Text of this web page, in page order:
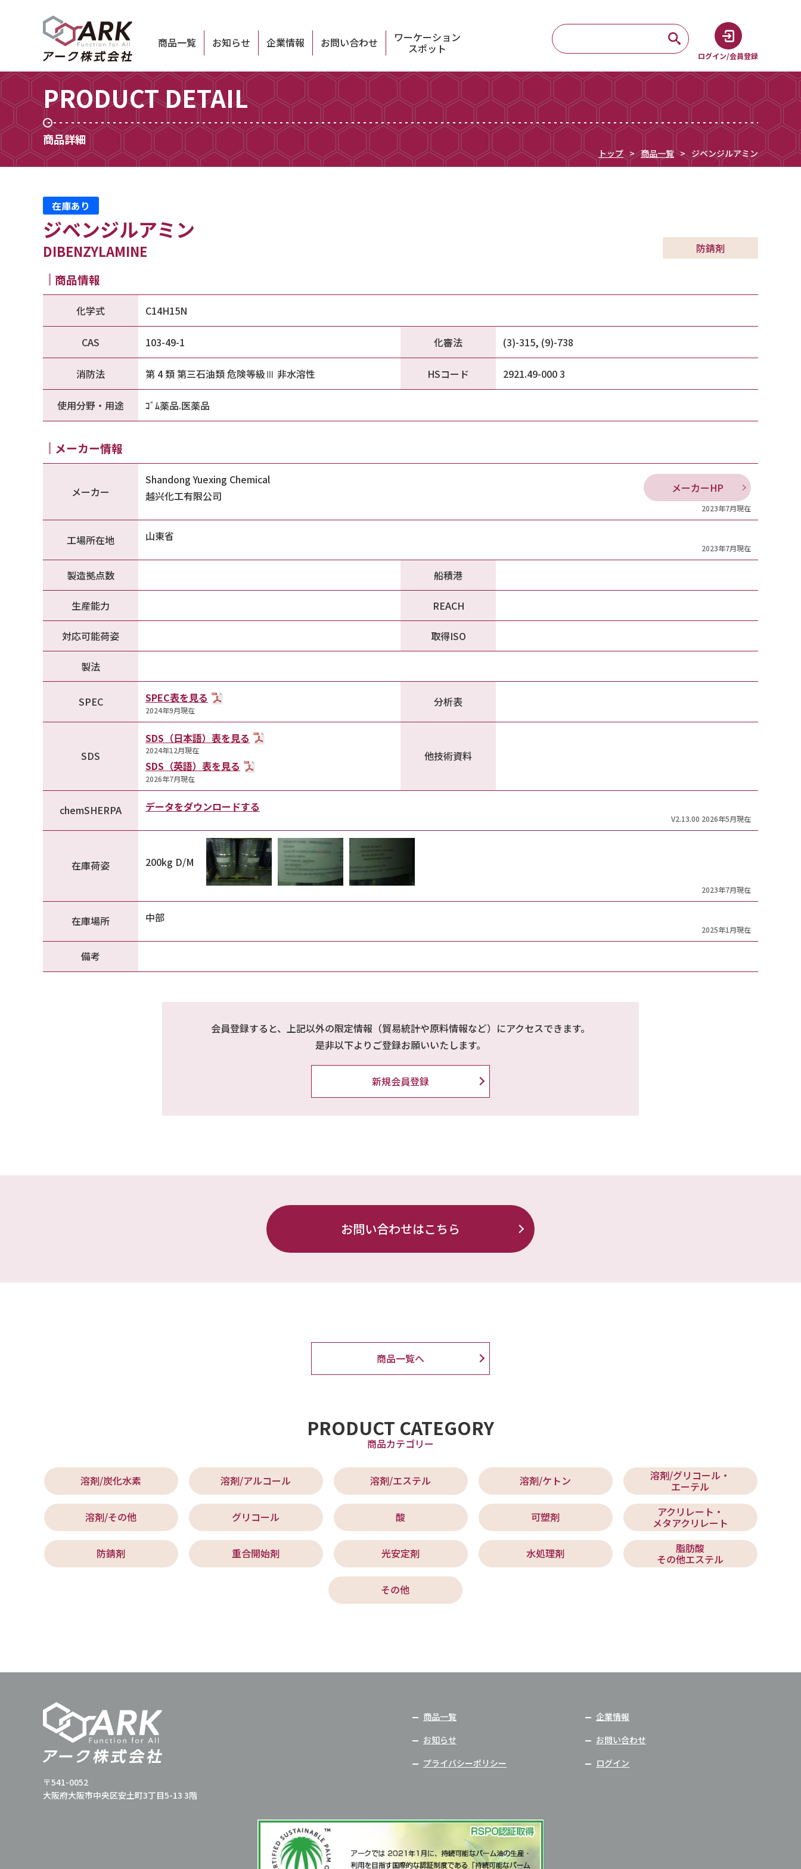
商品一覧 お知らせ 企業情報 お問い合わせ ワーケーション
スポット
ログイン/会員登録
PRODUCT DETAIL
商品詳細
トップ 商品一覧 ジベンジルアミン
在庫あり
ジベンジルアミン
DIBENZYLAMINE 防錆剤
商品情報
化学式 C14H15N
CAS 103-49-1 化審法 (3)-315, (9)-738
消防法 第 4 類 第三石油類 危険等級Ⅲ 非水溶性 HSコード 2921.49-000 3
使用分野・用途 ｺﾞﾑ薬品.医薬品
メーカー情報
メーカー
Shandong Yuexing Chemical
越兴化工有限公司
メーカーHP
2023年7月現在
工場所在地 山東省
2023年7月現在
製造拠点数 船積港
生産能力 REACH
対応可能荷姿 取得ISO
製法
SPEC SPEC表を見る
2024年9月現在
分析表
SDS
SDS（日本語）表を見る
2024年12月現在
SDS（英語）表を見る
2026年7月現在
他技術資料
chemSHERPA データをダウンロードする
V2.13.00 2026年5月現在
在庫荷姿 200kg D/M
2023年7月現在
在庫場所 中部
2025年1月現在
備考
会員登録すると、上記以外の限定情報（貿易統計や原料情報など）にアクセスできます。
是非以下よりご登録お願いいたします。
新規会員登録
お問い合わせはこちら
商品一覧へ
PRODUCT CATEGORY
商品カテゴリー
溶剤/炭化水素 溶剤/アルコール 溶剤/エステル 溶剤/ケトン 溶剤/グリコール・
エーテル
溶剤/その他 グリコール 酸 可塑剤 アクリレート・
メタアクリレート
防錆剤 重合開始剤 光安定剤 水処理剤 脂肪酸
その他エステル
その他
〒541-0052
大阪府大阪市中央区安土町3丁目5-13 3階
商品一覧
企業情報
お知らせ
お問い合わせ
プライバシーポリシー
ログイン